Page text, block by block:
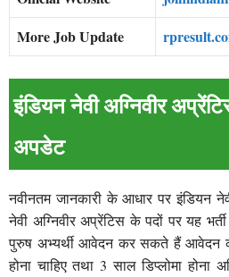
More Job Update
इंडियन नेवी अग्निवीर
अपडेट
नवीनतम जानकारी के आधार पर इंडियन
नेवी अग्निवीर अप्रेंटिस के पदों पर यह
पुरुष अभ्यर्थी आवेदन कर सकते हैं आवेदन
होना चाहिए तथा 3 साल डिप्लोमा